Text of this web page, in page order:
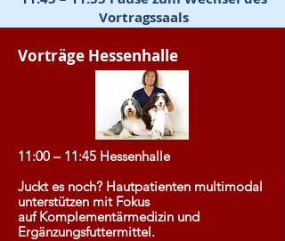
Vortragssaals
Vorträge Hessenhalle
11:00 – 11:45 Hessenhalle
Juckt es noch? Hautpatienten multimodal
unterstützen mit Fokus
auf Komplementärmedizin und
Ergänzungsfuttermittel.